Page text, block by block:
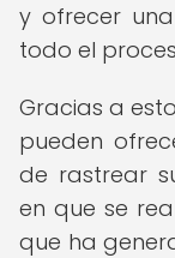
y ofrecer
todo el
Gracias a
pueden
de rastrear
en que se
que ha